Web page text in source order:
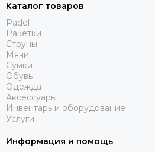
Каталог товаров
Padel
Ракетки
Струны
Мячи
Сумки
Обувь
Одежда
Аксессуары
Инвентарь и оборудование
Услуги
Информация и помощь